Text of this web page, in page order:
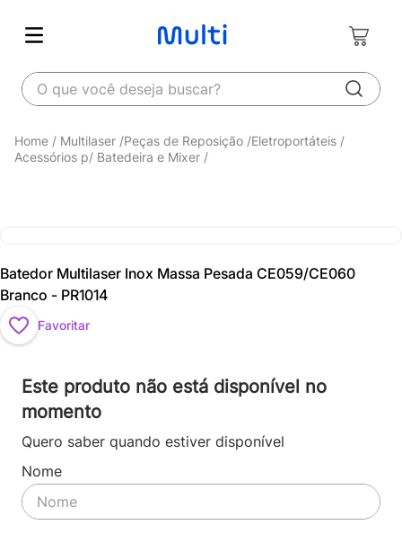
O que você deseja buscar?
Multilaser Peças de Reposição Eletroportáteis
Acessórios p/ Batedeira e Mixer
Batedor Multilaser Inox Massa Pesada CE059/CE060
Branco - PR1014
Favoritar
Este produto não está disponível no
momento
Quero saber quando estiver disponível